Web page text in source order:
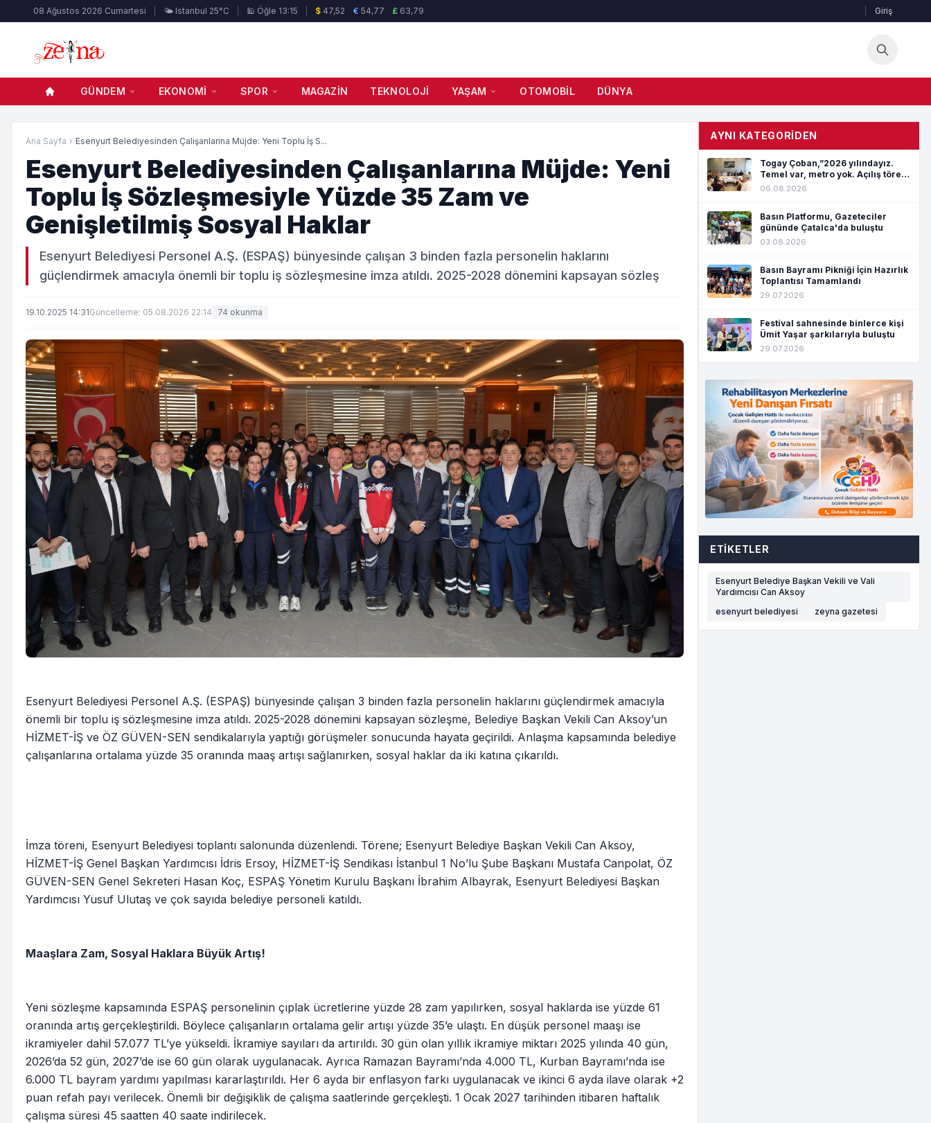
08 Ağustos 2026 Cumartesi 🌤️ Istanbul 25°C 🕌 Öğle 13:15 $ 47,52 € 54,77 £ 63,79 Giriş
GÜNDEM EKONOMI SPOR MAGAZIN TEKNOLOJI YAŞAM OTOMOBIL DÜNYA
Ana Sayfa › Esenyurt Belediyesinden Çalışanlarına Müjde: Yeni Toplu İş S...
Esenyurt Belediyesinden Çalışanlarına Müjde: Yeni
Toplu İş Sözleşmesiyle Yüzde 35 Zam ve
Genişletilmiş Sosyal Haklar
Esenyurt Belediyesi Personel A.Ş. (ESPAŞ) bünyesinde çalışan 3 binden fazla personelin haklarını
güçlendirmek amacıyla önemli bir toplu iş sözleşmesine imza atıldı. 2025-2028 dönemini kapsayan sözleş
19.10.2025 14:31Güncelleme: 05.08.2026 22:14 74 okunma
Esenyurt Belediyesi Personel A.Ş. (ESPAŞ) bünyesinde çalışan 3 binden fazla personelin haklarını güçlendirmek amacıyla
önemli bir toplu iş sözleşmesine imza atıldı. 2025-2028 dönemini kapsayan sözleşme, Belediye Başkan Vekili Can Aksoy’un
HİZMET-İŞ ve ÖZ GÜVEN-SEN sendikalarıyla yaptığı görüşmeler sonucunda hayata geçirildi. Anlaşma kapsamında belediye
çalışanlarına ortalama yüzde 35 oranında maaş artışı sağlanırken, sosyal haklar da iki katına çıkarıldı.
İmza töreni, Esenyurt Belediyesi toplantı salonunda düzenlendi. Törene; Esenyurt Belediye Başkan Vekili Can Aksoy,
HİZMET-İŞ Genel Başkan Yardımcısı İdris Ersoy, HİZMET-İŞ Sendikası İstanbul 1 No’lu Şube Başkanı Mustafa Canpolat, ÖZ
GÜVEN-SEN Genel Sekreteri Hasan Koç, ESPAŞ Yönetim Kurulu Başkanı İbrahim Albayrak, Esenyurt Belediyesi Başkan
Yardımcısı Yusuf Ulutaş ve çok sayıda belediye personeli katıldı.
Maaşlara Zam, Sosyal Haklara Büyük Artış!
Yeni sözleşme kapsamında ESPAŞ personelinin çıplak ücretlerine yüzde 28 zam yapılırken, sosyal haklarda ise yüzde 61
oranında artış gerçekleştirildi. Böylece çalışanların ortalama gelir artışı yüzde 35’e ulaştı. En düşük personel maaşı ise
ikramiyeler dahil 57.077 TL’ye yükseldi. İkramiye sayıları da artırıldı. 30 gün olan yıllık ikramiye miktarı 2025 yılında 40 gün,
2026’da 52 gün, 2027’de ise 60 gün olarak uygulanacak. Ayrıca Ramazan Bayramı’nda 4.000 TL, Kurban Bayramı’nda ise
6.000 TL bayram yardımı yapılması kararlaştırıldı. Her 6 ayda bir enflasyon farkı uygulanacak ve ikinci 6 ayda ilave olarak +2
puan refah payı verilecek. Önemli bir değişiklik de çalışma saatlerinde gerçekleşti. 1 Ocak 2027 tarihinden itibaren haftalık
çalışma süresi 45 saatten 40 saate indirilecek.
AYNI KATEGORIDEN
Togay Çoban,”2026 yılındayız.
Temel var, metro yok. Açılış töreni
var, hizmet yok”
06.08.2026
Basın Platformu, Gazeteciler
gününde Çatalca'da buluştu
03.08.2026
Basın Bayramı Pikniği İçin Hazırlık
Toplantısı Tamamlandı
29.07.2026
Festival sahnesinde binlerce kişi
Ümit Yaşar şarkılarıyla buluştu
29.07.2026
ETIKETLER
Esenyurt Belediye Başkan Vekili ve Vali
Yardımcısı Can Aksoy
esenyurt belediyesi
zeyna gazetesi